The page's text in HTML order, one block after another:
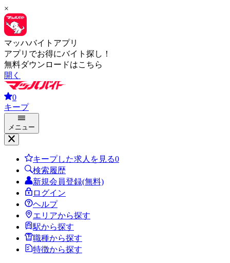
×
マッハバイトアプリ
アプリでお得にバイト探し！
無料ダウンロードはこちら
開く
0
キープ
メニュー
キープした求人を見る0
検索履歴
新規会員登録(無料)
ログイン
ヘルプ
エリアから探す
駅から探す
職種から探す
特徴から探す